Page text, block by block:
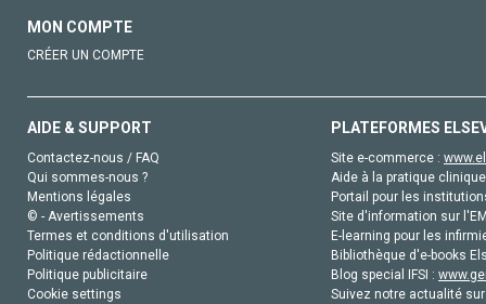
MON COMPTE
CRÉER UN COMPTE
AIDE & SUPPORT
Contactez-nous / FAQ
Qui sommes-nous ?
Mentions légales
© - Avertissements
Termes et conditions d'utilisation
Politique rédactionnelle
Politique publicitaire
Cookie settings
PLATEFORMES
Site e-commerce :
Aide à la pratique
Portail pour les
Site d'information sur
E-learning pour les
Bibliothèque d'e-books
Blog special IFSI :
Suivez notre actualité